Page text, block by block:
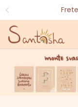
Ir para o conteúdo